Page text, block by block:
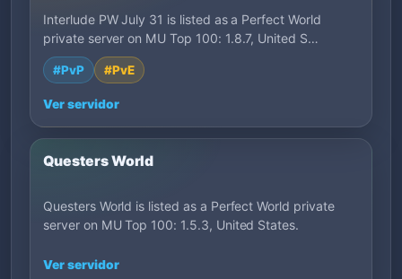
Interlude PW July 31 is listed as a Perfect World
private server on MU Top 100: 1.8.7, United S…
#PvP #PvE
Ver servidor
Questers World
Questers World is listed as a Perfect World private
server on MU Top 100: 1.5.3, United States.
Ver servidor